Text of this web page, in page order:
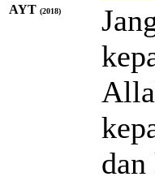
AYT (2018)